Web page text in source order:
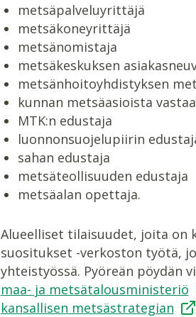
metsäpalveluyrittäjä
metsäkoneyrittäjä
metsänomistaja
metsäkeskuksen
metsänhoitoyhdistyksen
kunnan metsäasioista
MTK:n edustaja
luonnonsuojelupiirin
sahan edustaja
metsäteollisuuden edustaja
metsäalan opettaja.
Alueelliset tilaisuudet, joita on
suositukset -verkoston työtä,
yhteistyössä. Pyöreän pöydän
maa- ja metsätalousministeriö
kansallisen metsästrategian